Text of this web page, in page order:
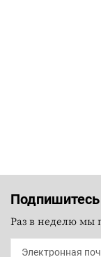
Раз в неделю мы